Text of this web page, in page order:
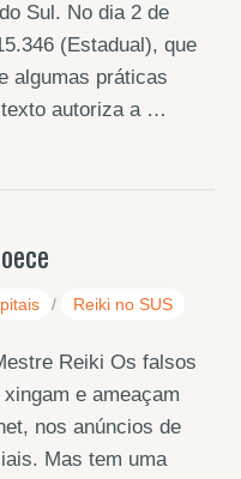
Sul. No dia 2 de
(Estadual), que
algumas práticas
autoriza a …
/ Reiki no SUS
Reiki Os falsos
e ameaçam
nos anúncios de
Mas tem uma